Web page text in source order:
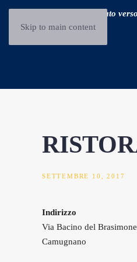
Skip to main content
"Guidare il passato
SETTEMBRE 10, 2017
Indirizzo
Via Bacino del
Camugnano